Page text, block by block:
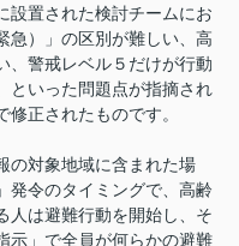
設置された検討チームにお
急）」の区別が難しい、高
、警戒レベル５だけが行動
といった問題点が指摘され
正されたものです。
の対象地域に含まれた場
発令のタイミングで、高齢
人は避難行動を開始し、そ
示」で全員が何らかの避難